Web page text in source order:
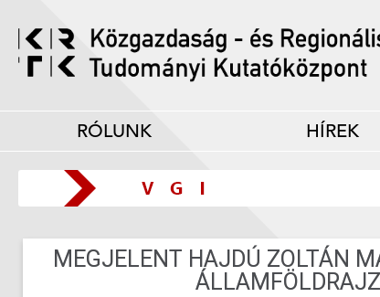
RÓLUNK HÍREK
MEGJELENT HAJDÚ ZOLTÁN